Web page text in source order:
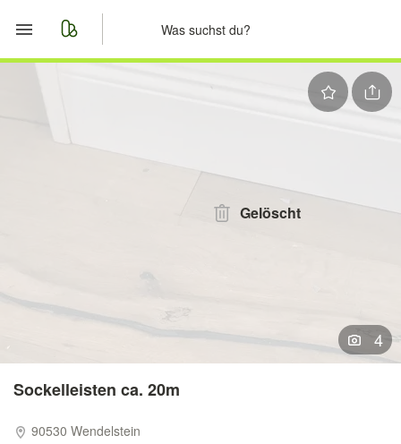
Gelöscht
4
Sockelleisten ca. 20m
90530 Wendelstein